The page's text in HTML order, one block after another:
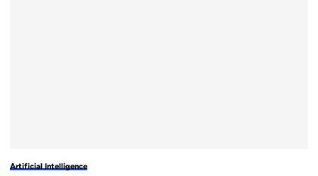
Artificial Intelligence